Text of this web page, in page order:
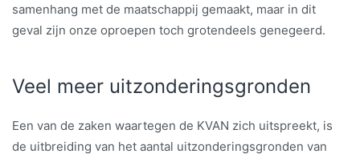
samenhang met de maatschappij gemaakt, maar in dit
geval zijn onze oproepen toch grotendeels genegeerd.
Veel meer uitzonderingsgronden
Een van de zaken waartegen de KVAN zich uitspreekt, is
de uitbreiding van het aantal uitzonderingsgronden van